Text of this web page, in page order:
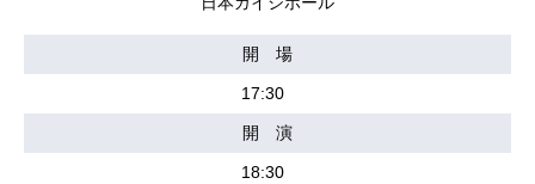
開 場
17:30
開 演
18:30